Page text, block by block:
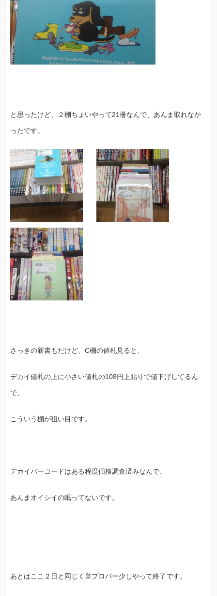
と思ったけど、２棚ちょいやって21冊なんで、あんま取れなか
ったです。
さっきの新書もだけど、C棚の値札見ると、
デカイ値札の上に小さい値札の108円上貼りで値下げしてるん
で、
こういう棚が狙い目です。
デカイバーコードはある程度価格調査済みなんで、
あんまオイシイの眠ってないです。
あとはここ２日と同じく単プロパー少しやって終了です。